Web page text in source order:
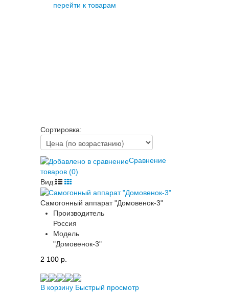
перейти к товарам
Сортировка:
Сравнение
товаров (0)
Вид:
Самогонный аппарат "Домовенок-3"
Производитель
Россия
Модель
"Домовенок-3"
2 100 p.
В корзину Быстрый просмотр